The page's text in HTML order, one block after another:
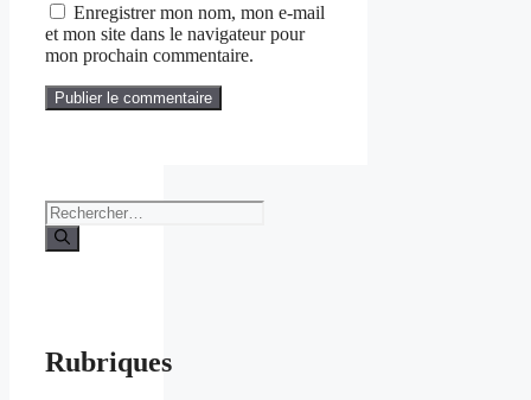
Enregistrer mon nom, mon e-mail
et mon site dans le navigateur pour
mon prochain commentaire.
Rechercher :
Rubriques